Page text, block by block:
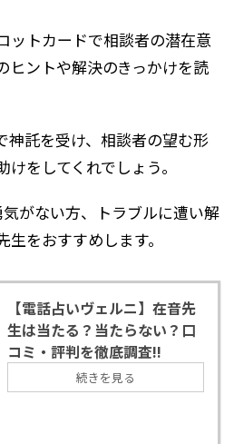
ットカードで相談者の潜在意
ヒントや解決のきっかけを読
神託を受け、相談者の望む形
をしてくれでしょう。
がない方、トラブルに遭い解
をおすすめします。
【電話占いヴェルニ】在音先
生は当たる？当たらない？口
コミ・評判を徹底調査!!
続きを見る